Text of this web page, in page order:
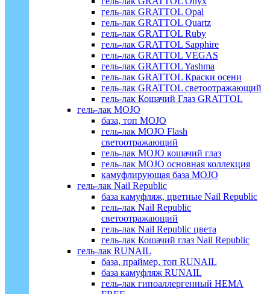
гель-лак GRATTOL Opal
гель-лак GRATTOL Quartz
гель-лак GRATTOL Ruby
гель-лак GRATTOL Sapphire
гель-лак GRATTOL VEGAS
гель-лак GRATTOL Yashma
гель-лак GRATTOL Краски осени
гель-лак GRATTOL светоотражающий
гель-лак Кошачий Глаз GRATTOL
гель-лак MOJO
база, топ MOJO
гель-лак MOJO Flash
светоотражающий
гель-лак MOJO кошачий глаз
гель-лак MOJO основная коллекция
камуфлирующая база MOJO
гель-лак Nail Republic
база камуфляж, цветные Nail Republic
гель-лак Nail Republic
светоотражающий
гель-лак Nail Republic цвета
гель-лак Кошачий глаз Nail Republic
гель-лак RUNAIL
база, праймер, топ RUNAIL
база камуфляж RUNAIL
гель-лак гипоаллергенный HEMA